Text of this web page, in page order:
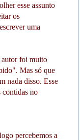
esse assunto
os
uma
autor foi muito
Mas só que
nada disso. Esse
contidas no
percebemos a